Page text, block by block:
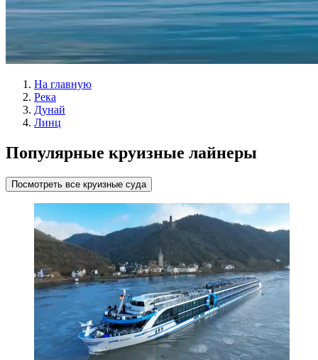
На главную
Река
Дунай
Линц
Популярные круизные лайнеры
Посмотреть все круизные суда